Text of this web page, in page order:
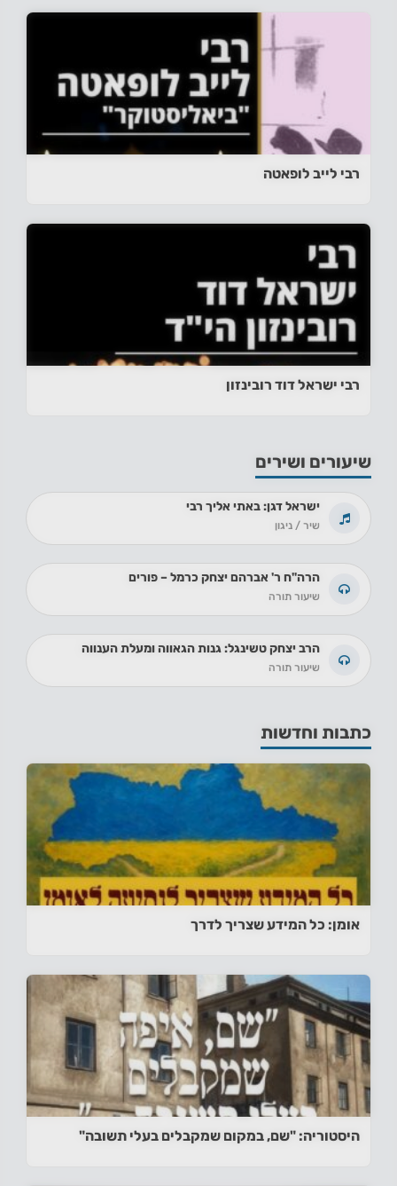
רבי לייב לופאטה
רבי ישראל דוד רובינזון
שיעורים ושירים
ישראל דגן: באתי אליך רבי
שיר / ניגון
הרה"ח ר' אברהם יצחק כרמל – פורים
שיעור תורה
הרב יצחק טשינגל: גנות הגאווה ומעלת הענווה
שיעור תורה
כתבות וחדשות
אומן: כל המידע שצריך לדרך
היסטוריה: "שם, במקום שמקבלים בעלי תשובה"